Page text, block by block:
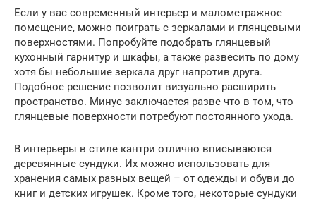
Если у вас современный интерьер и малометражное
помещение, можно поиграть с зеркалами и глянцевыми
поверхностями. Попробуйте подобрать глянцевый
кухонный гарнитур и шкафы, а также развесить по дому
хотя бы небольшие зеркала друг напротив друга.
Подобное решение позволит визуально расширить
пространство. Минус заключается разве что в том, что
глянцевые поверхности потребуют постоянного ухода.
В интерьеры в стиле кантри отлично вписываются
деревянные сундуки. Их можно использовать для
хранения самых разных вещей – от одежды и обуви до
книг и детских игрушек. Кроме того, некоторые сундуки